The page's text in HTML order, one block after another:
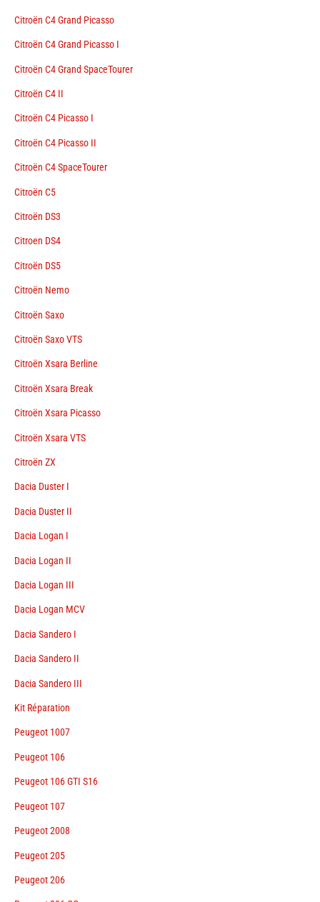
Citroën C4 Grand Picasso
Citroën C4 Grand Picasso I
Citroën C4 Grand SpaceTourer
Citroën C4 II
Citroën C4 Picasso I
Citroën C4 Picasso II
Citroën C4 SpaceTourer
Citroën C5
Citroën DS3
Citroen DS4
Citroën DS5
Citroën Nemo
Citroën Saxo
Citroën Saxo VTS
Citroën Xsara Berline
Citroën Xsara Break
Citroën Xsara Picasso
Citroën Xsara VTS
Citroën ZX
Dacia Duster I
Dacia Duster II
Dacia Logan I
Dacia Logan II
Dacia Logan III
Dacia Logan MCV
Dacia Sandero I
Dacia Sandero II
Dacia Sandero III
Kit Réparation
Peugeot 1007
Peugeot 106
Peugeot 106 GTI S16
Peugeot 107
Peugeot 2008
Peugeot 205
Peugeot 206